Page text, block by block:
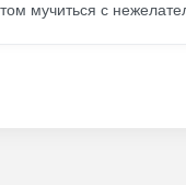
мучиться с